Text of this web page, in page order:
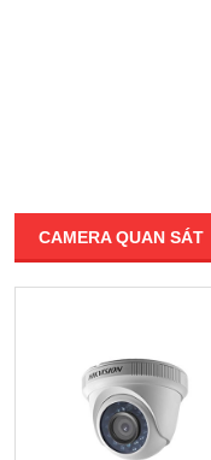
CAMERA QUAN SÁT